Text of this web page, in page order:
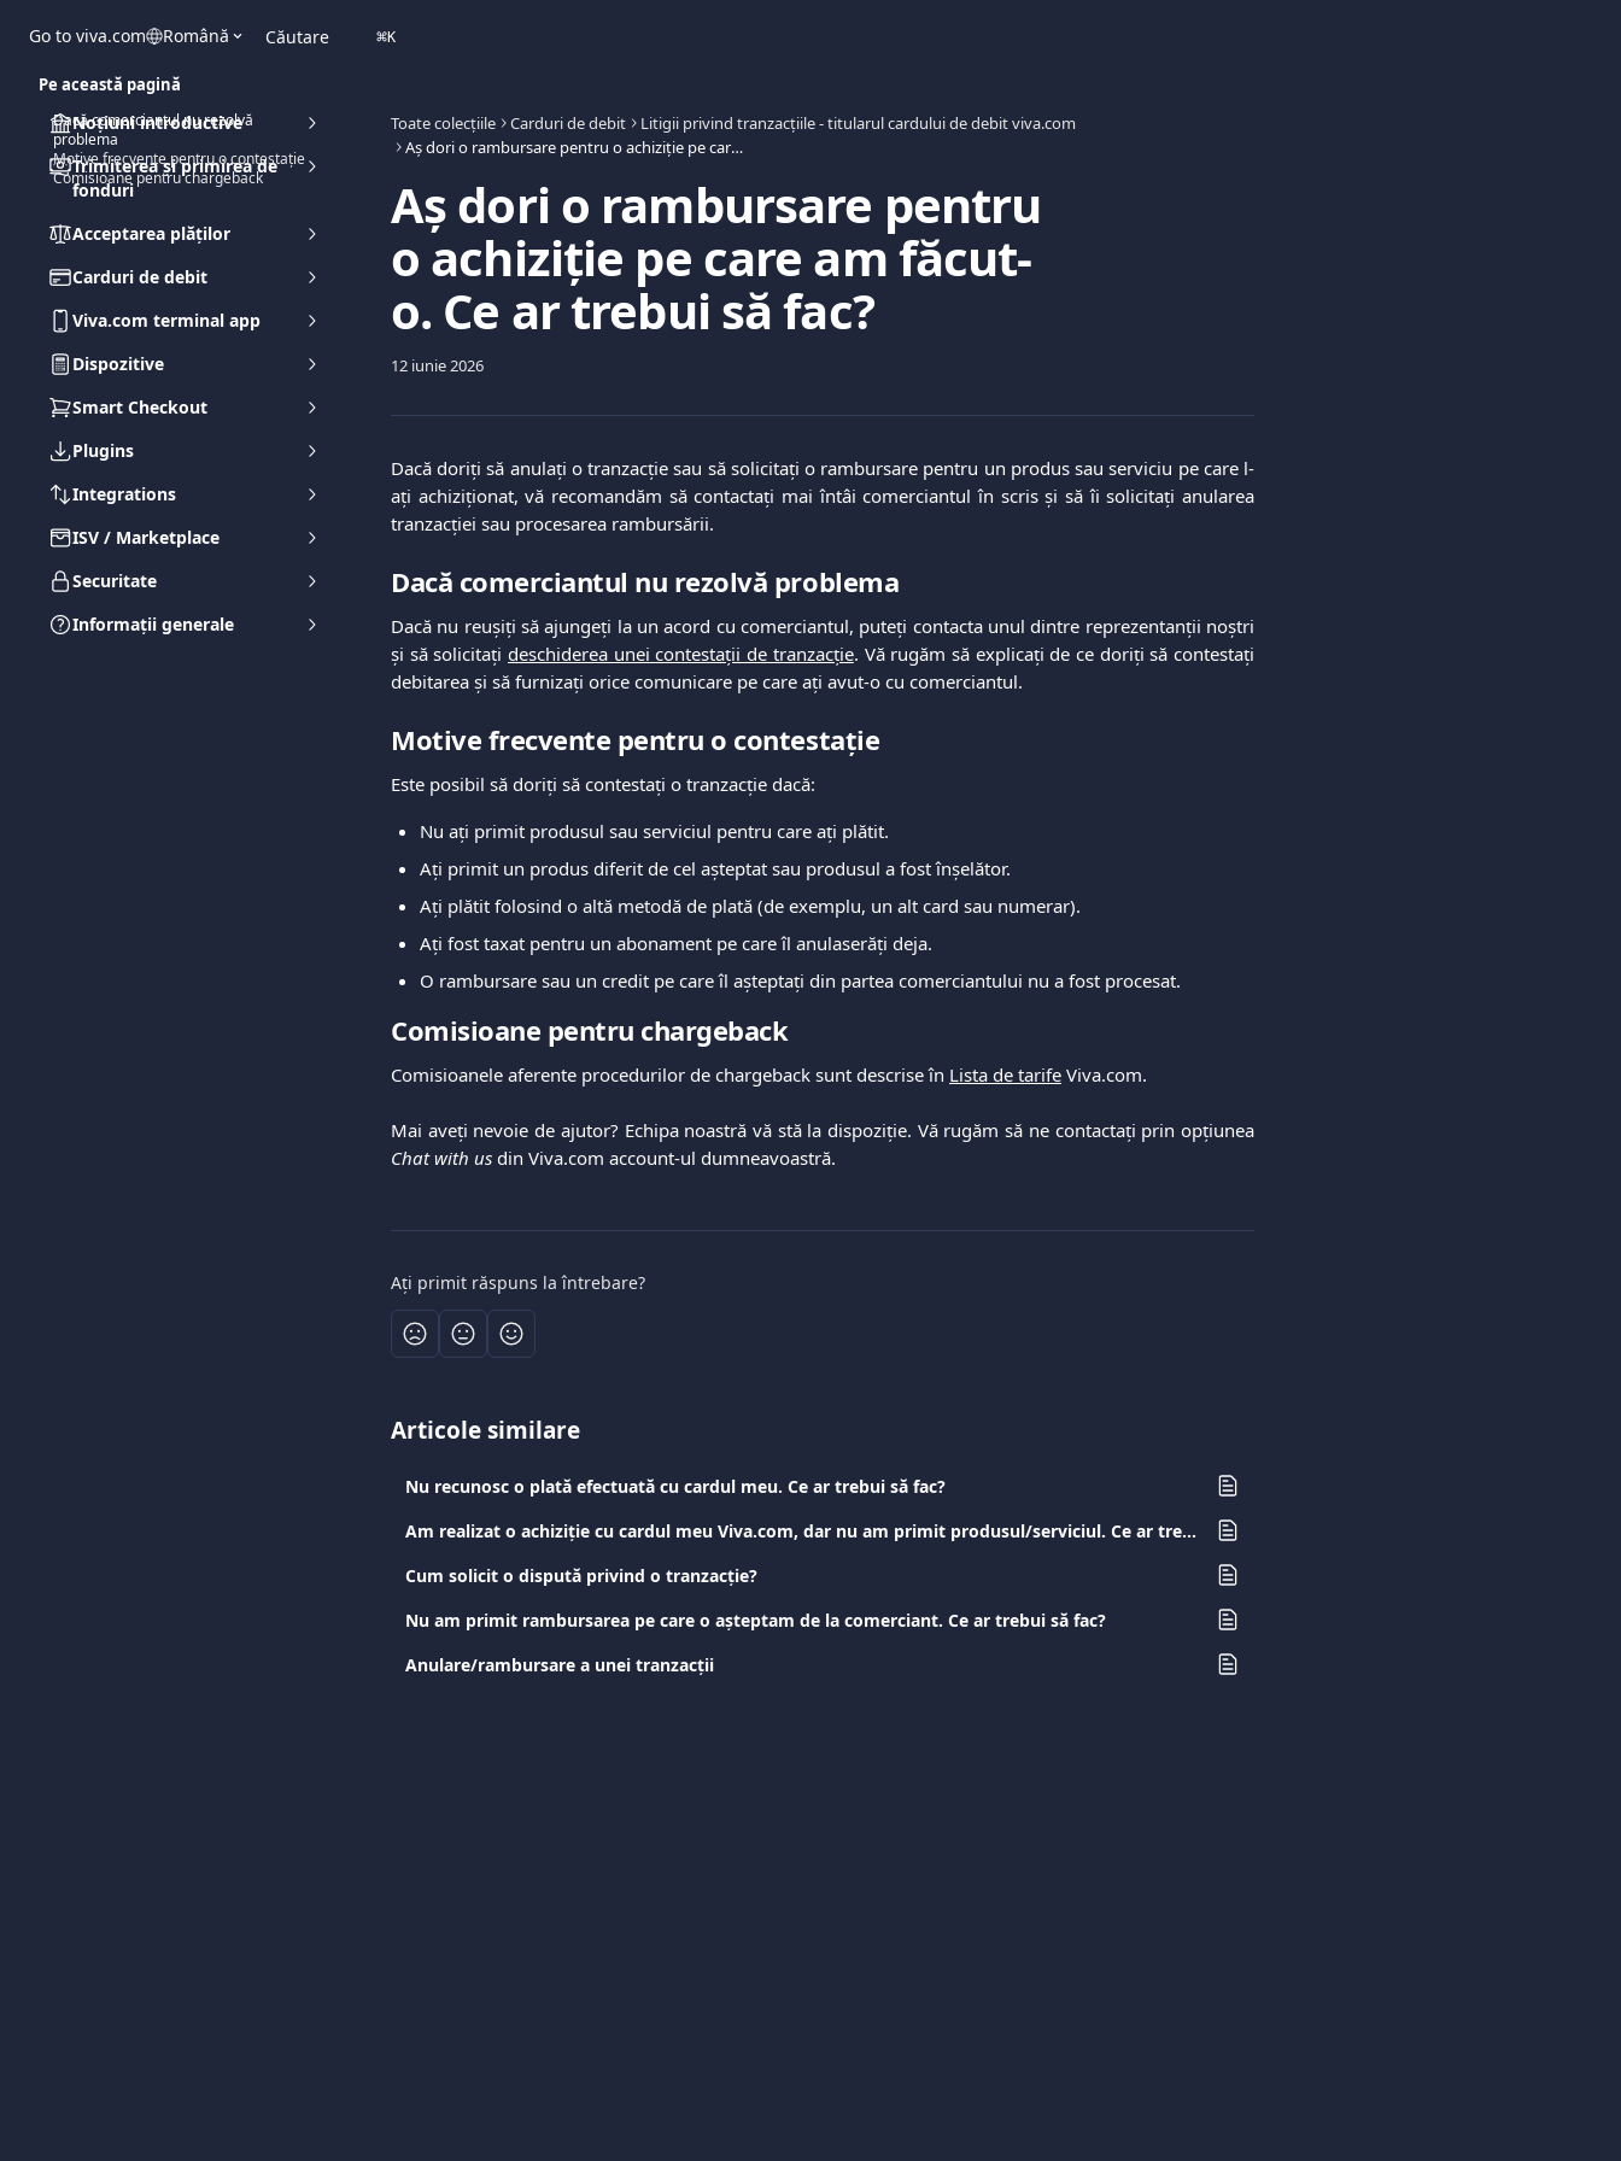
Go to viva.com Română Căutare ⌘K
Noțiuni introductive
Trimiterea și primirea de
fonduri
Acceptarea plăților
Carduri de debit
Viva.com terminal app
Dispozitive
Smart Checkout
Plugins
Integrations
ISV / Marketplace
Securitate
Informații generale
Toate colecțiile Carduri de debit
Litigii privind tranzacțiile - titularul cardului de debit viva.com
Aș dori o rambursare pentru o achiziție pe care am făcut-o. Ce ar trebui să fac?
Aș dori o rambursare pentru
o achiziție pe care am făcut-
o. Ce ar trebui să fac?
12 iunie 2026
Dacă doriți să anulați o tranzacție sau să solicitați o rambursare pentru un produs sau serviciu pe care l-
ați achiziționat, vă recomandăm să contactați mai întâi comerciantul în scris și să îi solicitați anularea
tranzacției sau procesarea rambursării.
Dacă comerciantul nu rezolvă problema
Dacă nu reușiți să ajungeți la un acord cu comerciantul, puteți contacta unul dintre reprezentanții noștri
și să solicitațideschiderea unei contestații de tranzacție. Vă rugăm să explicați de ce doriți să contestați
debitarea și să furnizați orice comunicare pe care ați avut-o cu comerciantul.
Motive frecvente pentru o contestație
Este posibil să doriți să contestați o tranzacție dacă:
Nu ați primit produsul sau serviciul pentru care ați plătit.
Ați primit un produs diferit de cel așteptat sau produsul a fost înșelător.
Ați plătit folosind o altă metodă de plată (de exemplu, un alt card sau numerar).
Ați fost taxat pentru un abonament pe care îl anulaserăți deja.
O rambursare sau un credit pe care îl așteptați din partea comerciantului nu a fost procesat.
Comisioane pentru chargeback
Comisioanele aferente procedurilor de chargeback sunt descrise în Lista de tarife Viva.com.
Mai aveți nevoie de ajutor? Echipa noastră vă stă la dispoziție. Vă rugăm să ne contactați prin opțiunea
Chat with us din Viva.com account-ul dumneavoastră.
Ați primit răspuns la întrebare?
Articole similare
Nu recunosc o plată efectuată cu cardul meu. Ce ar trebui să fac?
Am realizat o achiziție cu cardul meu Viva.com, dar nu am primit produsul/serviciul. Ce ar trebui să fac?
Cum solicit o dispută privind o tranzacție?
Nu am primit rambursarea pe care o așteptam de la comerciant. Ce ar trebui să fac?
Anulare/rambursare a unei tranzacții
Pe această pagină
Dacă comerciantul nu rezolvă
problema
Motive frecvente pentru o contestație
Comisioane pentru chargeback